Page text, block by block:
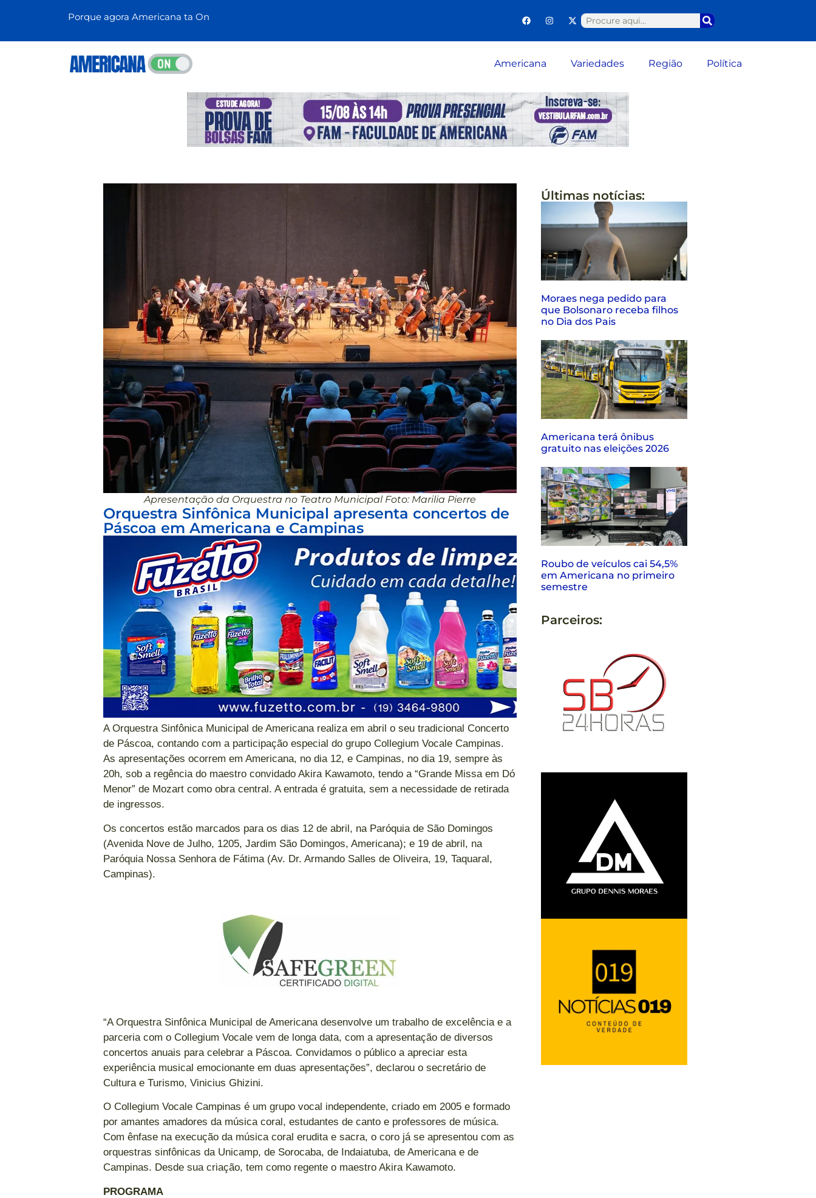
Porque agora Americana ta On
Americana Variedades Região Política
Apresentação da Orquestra no Teatro Municipal Foto: Marilia Pierre
Orquestra Sinfônica Municipal apresenta concertos de
Páscoa em Americana e Campinas
A Orquestra Sinfônica Municipal de Americana realiza em abril o seu tradicional Concerto
de Páscoa, contando com a participação especial do grupo Collegium Vocale Campinas.
As apresentações ocorrem em Americana, no dia 12, e Campinas, no dia 19, sempre às
20h, sob a regência do maestro convidado Akira Kawamoto, tendo a “Grande Missa em Dó
Menor” de Mozart como obra central. A entrada é gratuita, sem a necessidade de retirada
de ingressos.
Os concertos estão marcados para os dias 12 de abril, na Paróquia de São Domingos
(Avenida Nove de Julho, 1205, Jardim São Domingos, Americana); e 19 de abril, na
Paróquia Nossa Senhora de Fátima (Av. Dr. Armando Salles de Oliveira, 19, Taquaral,
Campinas).
“A Orquestra Sinfônica Municipal de Americana desenvolve um trabalho de excelência e a
parceria com o Collegium Vocale vem de longa data, com a apresentação de diversos
concertos anuais para celebrar a Páscoa. Convidamos o público a apreciar esta
experiência musical emocionante em duas apresentações”, declarou o secretário de
Cultura e Turismo, Vinicius Ghizini.
O Collegium Vocale Campinas é um grupo vocal independente, criado em 2005 e formado
por amantes amadores da música coral, estudantes de canto e professores de música.
Com ênfase na execução da música coral erudita e sacra, o coro já se apresentou com as
orquestras sinfônicas da Unicamp, de Sorocaba, de Indaiatuba, de Americana e de
Campinas. Desde sua criação, tem como regente o maestro Akira Kawamoto.
PROGRAMA
Últimas notícias:
Moraes nega pedido para
que Bolsonaro receba filhos
no Dia dos Pais
Americana terá ônibus
gratuito nas eleições 2026
Roubo de veículos cai 54,5%
em Americana no primeiro
semestre
Parceiros: